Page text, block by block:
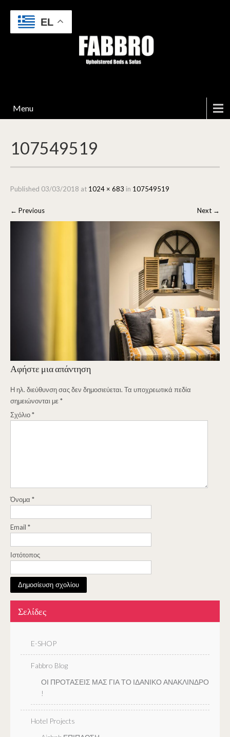
Menu
107549519
Published 03/03/2018 at 1024 × 683 in 107549519
← Previous Next →
Αφήστε μια απάντηση
Η ηλ. διεύθυνση σας δεν δημοσιεύεται. Τα υποχρεωτικά πεδία
σημειώνονται με*
Σχόλιο*
Όνομα *
Email *
Ιστότοπος
Σελίδες
E-SHOP
Fabbro Blog
ΟΙ ΠΡΟΤΑΣΕΙΣ ΜΑΣ ΓΙΑ ΤΟ ΙΔΑΝΙΚΟ ΑΝΑΚΛΙΝΔΡΟ
!
Hotel Projects
EL